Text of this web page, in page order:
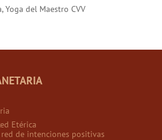
Yoga del Maestro CVV
Etérica
de intenciones positivas